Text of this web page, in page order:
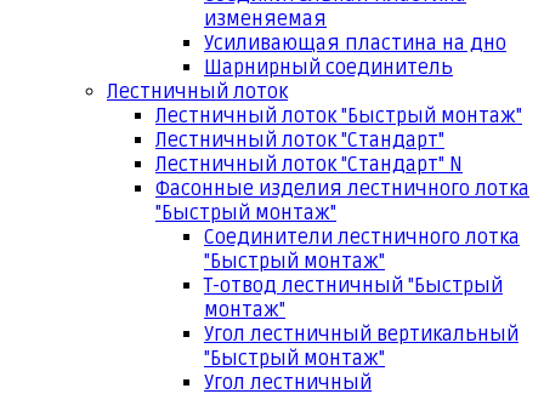
изменяемая
Усиливающая пластина на дно
Шарнирный соединитель
Лестничный лоток
Лестничный лоток "Быстрый монтаж"
Лестничный лоток "Стандарт"
Лестничный лоток "Стандарт" N
Фасонные изделия лестничного лотка
"Быстрый монтаж"
Соединители лестничного лотка
"Быстрый монтаж"
Т-отвод лестничный "Быстрый
монтаж"
Угол лестничный вертикальный
"Быстрый монтаж"
Угол лестничный